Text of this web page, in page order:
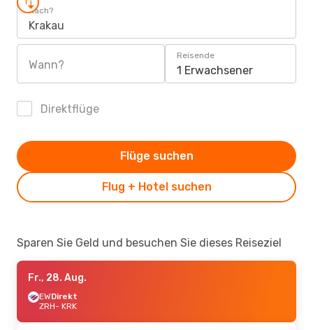
Nach?
Krakau
Wann?
Reisende
1 Erwachsener
Direktflüge
Flug + Hotel suchen
Flüge suchen
Sparen Sie Geld und besuchen Sie dieses Reiseziel
Fr., 28. Aug.
EWDirekt
ZRH- KRK